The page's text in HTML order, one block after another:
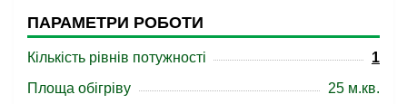
ПАРАМЕТРИ РОБОТИ
Кількість рівнів потужності
1
Площа обігріву
25 м.кв.